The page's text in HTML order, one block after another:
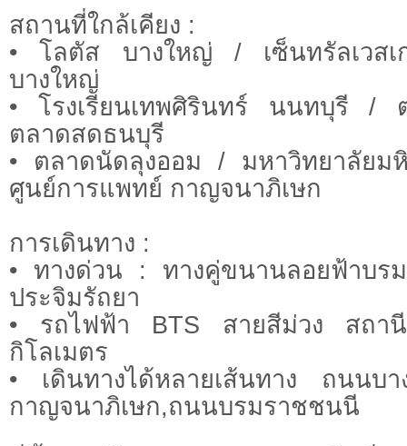
สถานที่ใกล้เคียง :
• โลตัส บางใหญ่ / เซ็นทรัลเวส
บางใหญ่
• โรงเรียนเทพศิรินทร์ นนทบุรี /
ตลาดสดธนบุรี
• ตลาดนัดลุงออม / มหาวิทยาลัยม
ศูนย์การแพทย์ กาญจนาภิเษก
การเดินทาง :
• ทางด่วน : ทางคู่ขนานลอยฟ้าบร
ประจิมรัถยา
• รถไฟฟ้า BTS สายสีม่วง สถา
กิโลเมตร
• เดินทางได้หลายเส้นทาง ถนนบา
กาญจนาภิเษก,ถนนบรมราชชนนี